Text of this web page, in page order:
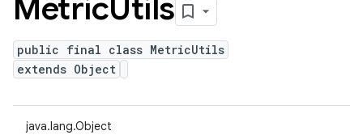
MetricUtils
public final class MetricUtils
extends Object
java.lang.Object